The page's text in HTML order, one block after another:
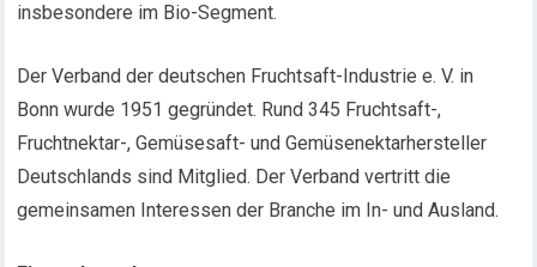
insbesondere im Bio-Segment.
Der Verband der deutschen Fruchtsaft-Industrie e. V. in
Bonn wurde 1951 gegründet. Rund 345 Fruchtsaft-,
Fruchtnektar-, Gemüsesaft- und Gemüsenektarhersteller
Deutschlands sind Mitglied. Der Verband vertritt die
gemeinsamen Interessen der Branche im In- und Ausland.